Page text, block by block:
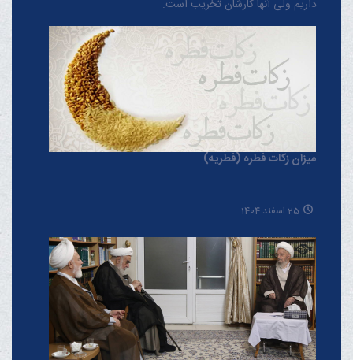
داریم ولی آنها کارشان تخریب است.
میزان زکات فطره (فطریه)
25 اسفند 1404